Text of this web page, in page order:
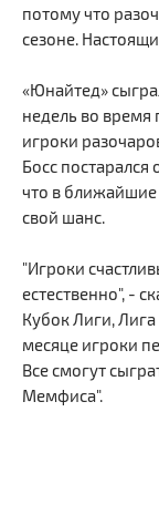
потому что
сезоне.
«Юнайтед»
недель во время
игроки
Босс постарался
что в
свой шанс.
"Игроки
естественно", -
Кубок Лиги,
месяце игроки
Все смогут
Мемфиса".